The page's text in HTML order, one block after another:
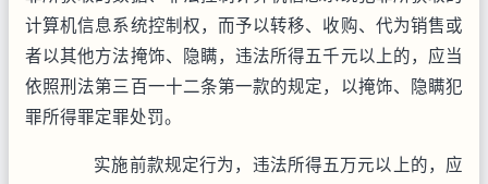
计算机信息系统控制权，而予以转移、收购、代为销售或
者以其他方法掩饰、隐瞒，违法所得五千元以上的，应当
依照刑法第三百一十二条第一款的规定，以掩饰、隐瞒犯
罪所得罪定罪处罚。
实施前款规定行为，违法所得五万元以上的，应